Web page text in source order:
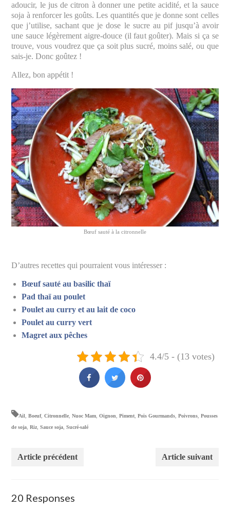
adoucir, le jus de citron à donner une petite acidité, et la sauce
soja à renforcer les goûts. Les quantités que je donne sont celles
que j’utilise, sachant que je dose le sucre au pif jusqu’à avoir
une sauce légèrement aigre-douce (il faut goûter). Mais si ça se
trouve, vous voudrez que ça soit plus sucré, moins salé, ou que
sais-je. Donc goûtez !
Allez, bon appétit !
Bœuf sauté à la citronnelle
D’autres recettes qui pourraient vous intéresser :
Bœuf sauté au basilic thaï
Pad thaï au poulet
Poulet au curry et au lait de coco
Poulet au curry vert
Magret aux pêches
4.4/5 - (13 votes)
Ail ,Boeuf,Citronnelle ,Nuoc Mam ,Oignon ,Piment ,Pois Gourmands ,Poivrons ,Pousses
de soja ,Riz ,Sauce soja ,Sucré-salé
Article précédent Article suivant
20 Responses